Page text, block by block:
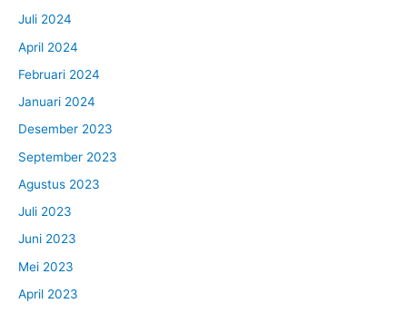
Juli 2024
April 2024
Februari 2024
Januari 2024
Desember 2023
September 2023
Agustus 2023
Juli 2023
Juni 2023
Mei 2023
April 2023